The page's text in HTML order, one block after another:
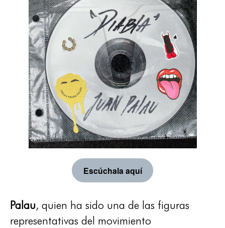
Escúchala aquí
Palau, quien ha sido una de las figuras
representativas del movimiento